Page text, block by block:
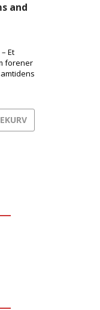
and
Et
forener